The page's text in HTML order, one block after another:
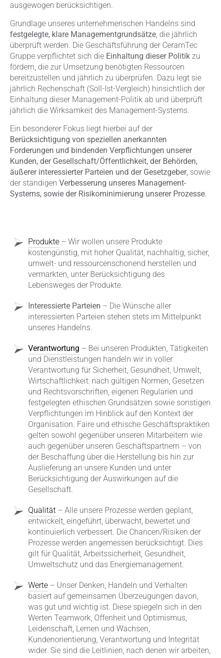
ausgewogen berücksichtigen.
Grundlage unseres unternehmerischen Handelns sind
festgelegte, klare Managementgrundsätze, die jährlich
überprüft werden. Die Geschäftsführung der CeramTec
Gruppe verpflichtet sich die Einhaltung dieser Politik zu
fördern, die zur Umsetzung benötigten Ressourcen
bereitzustellen und jährlich zu überprüfen. Dazu legt sie
jährlich Rechenschaft (Soll-Ist-Vergleich) hinsichtlich der
Einhaltung dieser Management-Politik ab und überprüft
jährlich die Wirksamkeit des Management-Systems.
Ein besonderer Fokus liegt hierbei auf der
Berücksichtigung von speziellen anerkannten
Forderungen und bindenden Verpflichtungen unserer
Kunden, der Gesellschaft/Öffentlichkeit, der Behörden,
äußerer interessierter Parteien und der Gesetzgeber, sowie
der ständigen Verbesserung unseres Management-
Systems, sowie der Risikominimierung unserer Prozesse.
Produkte – Wir wollen unsere Produkte
kostengünstig, mit hoher Qualität, nachhaltig, sicher,
umwelt- und ressourcenschonend herstellen und
vermarkten, unter Berücksichtigung des
Lebensweges der Produkte.
Interessierte Parteien – Die Wünsche aller
interessierten Parteien stehen stets im Mittelpunkt
unseres Handelns.
Verantwortung – Bei unseren Produkten, Tätigkeiten
und Dienstleistungen handeln wir in voller
Verantwortung für Sicherheit, Gesundheit, Umwelt,
Wirtschaftlichkeit: nach gültigen Normen, Gesetzen
und Rechtsvorschriften, eigenen Regularien und
festgelegten ethischen Grundsätzen sowie sonstigen
Verpflichtungen im Hinblick auf den Kontext der
Organisation. Faire und ethische Geschäftspraktiken
gelten sowohl gegenüber unseren Mitarbeitern wie
auch gegenüber unseren Geschäftspartnern – von
der Beschaffung über die Herstellung bis hin zur
Auslieferung an unsere Kunden und unter
Berücksichtigung der Auswirkungen auf die
Gesellschaft.
Qualität – Alle unsere Prozesse werden geplant,
entwickelt, eingeführt, überwacht, bewertet und
kontinuierlich verbessert. Die Chancen/Risiken der
Prozesse werden angemessen berücksichtigt. Dies
gilt für Qualität, Arbeitssicherheit, Gesundheit,
Umweltschutz und das Energiemanagement.
Werte – Unser Denken, Handeln und Verhalten
basiert auf gemeinsamen Überzeugungen davon,
was gut und wichtig ist. Diese spiegeln sich in den
Werten Teamwork, Offenheit und Optimismus,
Leidenschaft, Lernen und Wachsen,
Kundenorientierung, Verantwortung und Integrität
wider. Sie sind die Leitlinien, nach denen wir arbeiten,